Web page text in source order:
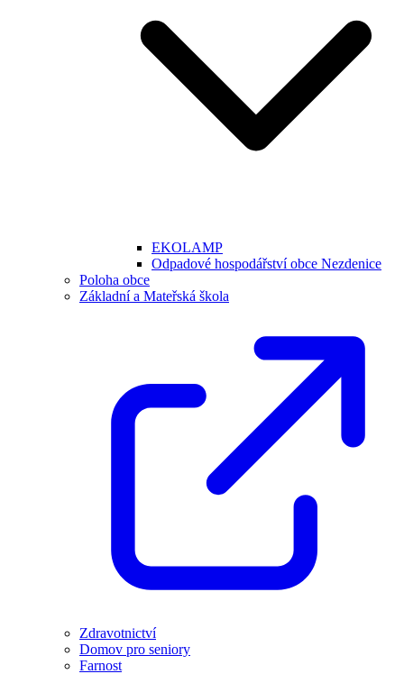
EKOLAMP
Odpadové hospodářství obce Nezdenice
Poloha obce
Základní a Mateřská škola
Zdravotnictví
Domov pro seniory
Farnost